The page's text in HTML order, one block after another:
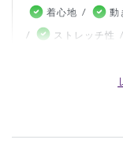
着心地 動
ストレッチ性
す。本サイトの公